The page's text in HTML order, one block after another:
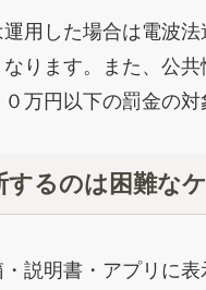
用した場合は電波
ります。また、公
万円以下の罰金の対
るのは困難な
説明書・アプリに